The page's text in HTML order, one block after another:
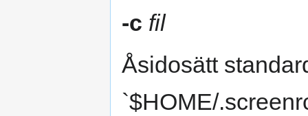
-c fil
Åsidosätt
`$HOME/